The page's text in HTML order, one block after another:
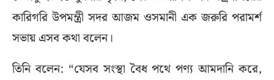
কারিগরি উপমন্ত্রী সদর আজম ওসমানী এক জরুরি পরামর্শ
সভায় এসব কথা বলেন।
তিনি বলেন: “যেসব সংস্থা বৈধ পথে পণ্য আমদানি করে,